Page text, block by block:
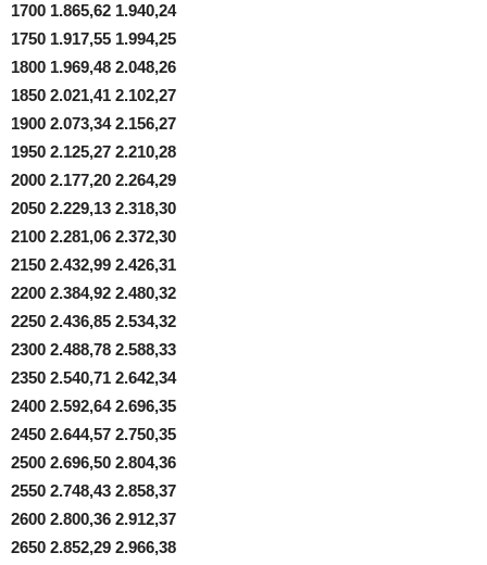
1700 1.865,62 1.940,24
1750 1.917,55 1.994,25
1800 1.969,48 2.048,26
1850 2.021,41 2.102,27
1900 2.073,34 2.156,27
1950 2.125,27 2.210,28
2000 2.177,20 2.264,29
2050 2.229,13 2.318,30
2100 2.281,06 2.372,30
2150 2.432,99 2.426,31
2200 2.384,92 2.480,32
2250 2.436,85 2.534,32
2300 2.488,78 2.588,33
2350 2.540,71 2.642,34
2400 2.592,64 2.696,35
2450 2.644,57 2.750,35
2500 2.696,50 2.804,36
2550 2.748,43 2.858,37
2600 2.800,36 2.912,37
2650 2.852,29 2.966,38